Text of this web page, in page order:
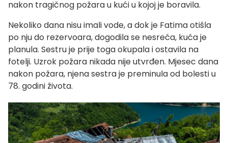
nakon tragičnog požara u kući u kojoj je boravila.
Nekoliko dana nisu imali vode, a dok je Fatima otišla
po nju do rezervoara, dogodila se nesreća, kuća je
planula. Sestru je prije toga okupala i ostavila na
fotelji. Uzrok požara nikada nije utvrđen. Mjesec dana
nakon požara, njena sestra je preminula od bolesti u
78. godini života.